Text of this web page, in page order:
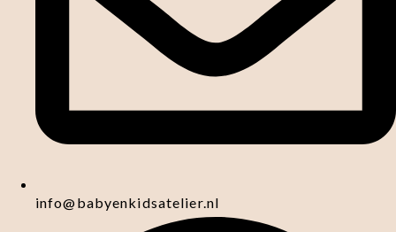
info@babyenkidsatelier.nl